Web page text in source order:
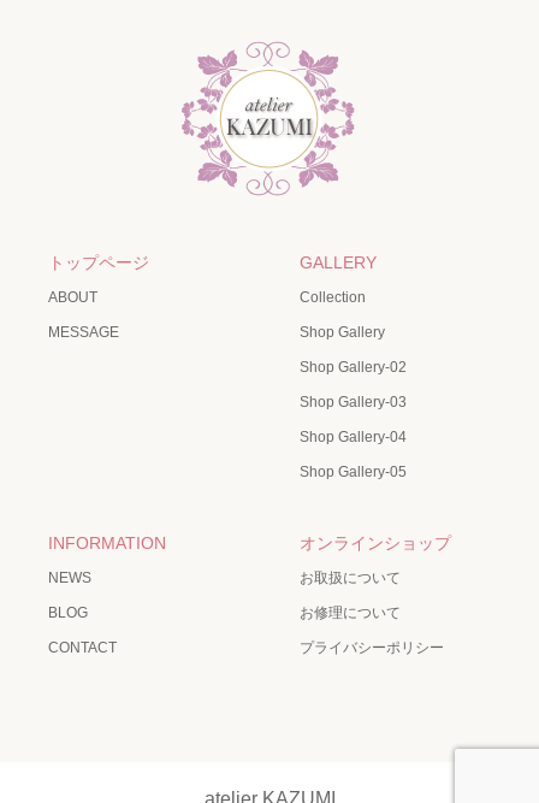
トップページ
ABOUT
MESSAGE
GALLERY
Collection
Shop Gallery
Shop Gallery-02
Shop Gallery-03
Shop Gallery-04
Shop Gallery-05
INFORMATION
NEWS
BLOG
CONTACT
オンラインショップ
お取扱について
お修理について
プライバシーポリシー